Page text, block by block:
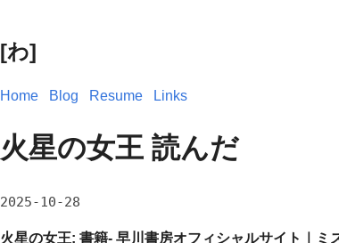
[わ]
Home Blog Resume Links
火星の女王 読んだ
2025-10-28
火星の女王: 書籍- 早川書房オフィシャルサイト｜